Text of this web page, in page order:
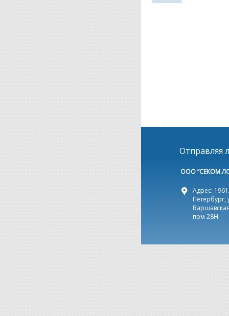
Отправляя
ООО “СЕКОМ
Адрес:
Петербург,
пом 28Н